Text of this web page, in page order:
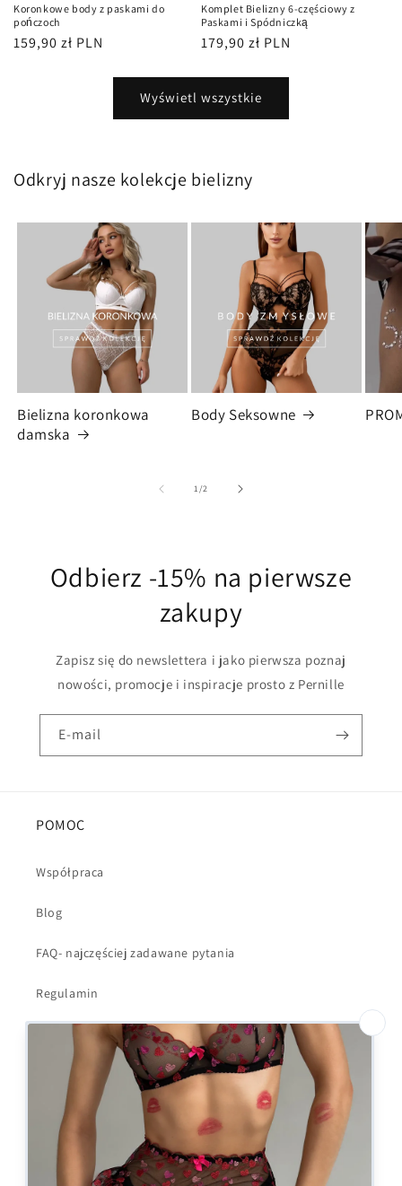
Koronkowe body z paskami do
pończoch
Cena
159,90 zł PLN
Komplet Bielizny 6-częściowy z
Paskami i Spódniczką
Cena
179,90 zł PLN
Wyświetl wszystkie
Odkryj nasze kolekcje bielizny
Bielizna koronkowa
damska
Body Seksowne
1/z2
Odbierz -15% na pierwsze
zakupy
Zapisz się do newslettera i jako pierwsza poznaj
nowości, promocje i inspiracje prosto z Pernille
E-mail
POMOC
Współpraca
Blog
FAQ- najczęściej zadawane pytania
Regulamin
Polityka Prywatności
Dostawa i wysyłka
Kontakt
Formularz odstąpienia